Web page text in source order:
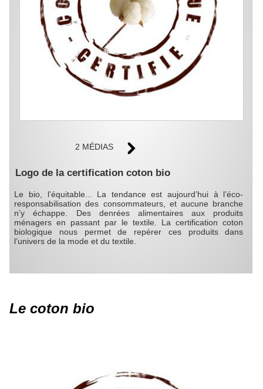
2 MÉDIAS
Logo de la certification coton bio
Le bio, l’équitable... La tendance est aujourd’hui à l’éco-
responsabilisation des consommateurs, et aucune branche
n’y échappe. Des denrées alimentaires aux produits
ménagers en passant par le textile. La certification coton
biologique nous permet de repérer ces produits dans
l’univers de la mode et du textile.
Le coton bio